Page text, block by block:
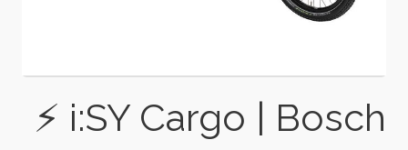
⚡ i:SY Cargo | Bosch